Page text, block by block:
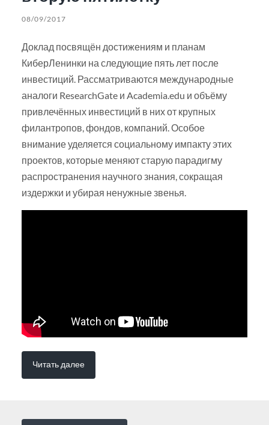
08/09/2017
Доклад посвящён достижениям и планам
КиберЛенинки на следующие пять лет после
инвестиций. Рассматриваются международные
аналоги ResearchGate и Academia.edu и объёму
привлечённых инвестиций в них от крупных
филантропов, фондов, компаний. Особое
внимание уделяется социальному импакту этих
проектов, которые меняют старую парадигму
распространения научного знания, сокращая
издержки и убирая ненужные звенья.
Читать далее